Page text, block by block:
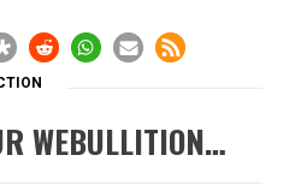
WEBULLITION…